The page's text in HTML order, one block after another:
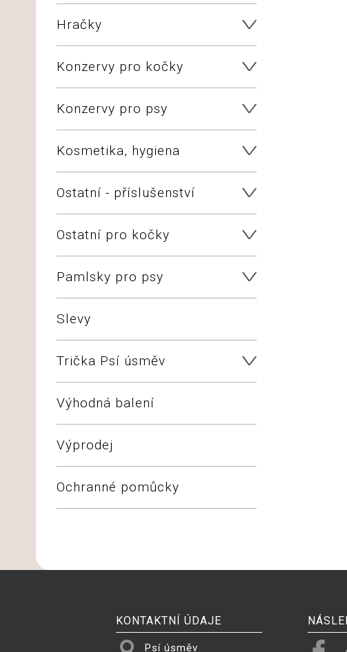
Hračky
Konzervy pro kočky
Konzervy pro psy
Kosmetika, hygiena
Ostatní - příslušenství
Ostatní pro kočky
Pamlsky pro psy
Slevy
Trička Psí úsměv
Výhodná balení
Výprodej
Ochranné pomůcky
KONTAKTNÍ ÚDAJE
Psí úsměv